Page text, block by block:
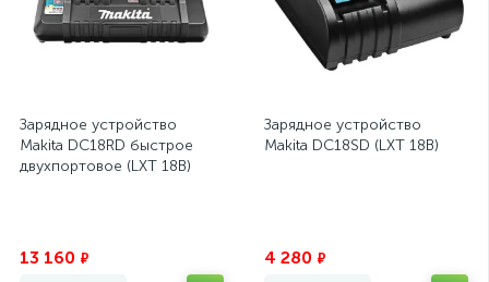
Зарядное устройство
Makita DC18RD быстрое
двухпортовое (LXT 18В)
13 160 ₽
Зарядное устройство
Makita DC18SD (LXT 18В)
4 280 ₽